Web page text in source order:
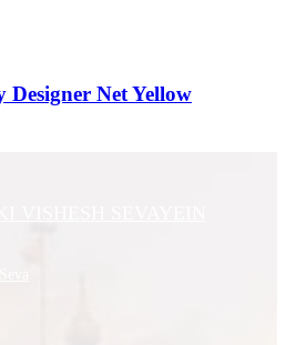
Net Yellow